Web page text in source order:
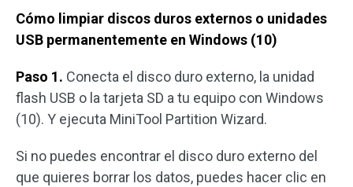
Cómo limpiar discos duros externos o unidades
USB permanentemente en Windows (10)
Paso 1. Conecta el disco duro externo, la unidad
flash USB o la tarjeta SD a tu equipo con Windows
(10). Y ejecuta MiniTool Partition Wizard.
Si no puedes encontrar el disco duro externo del
que quieres borrar los datos, puedes hacer clic en